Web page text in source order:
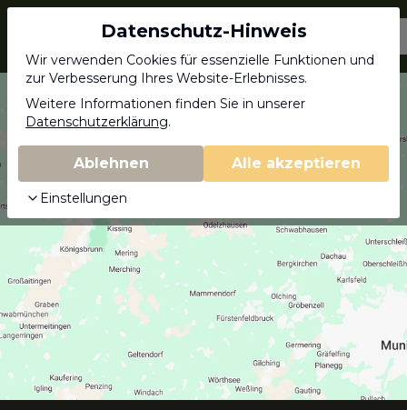
Jagdschein.com
Datenschutz-Hinweis
Wir verwenden Cookies für essenzielle Funktionen und
zur Verbesserung Ihres Website-Erlebnisses.
Weitere Informationen finden Sie in unserer
Datenschutzerklärung.
Ablehnen Alle akzeptieren
Einstellungen